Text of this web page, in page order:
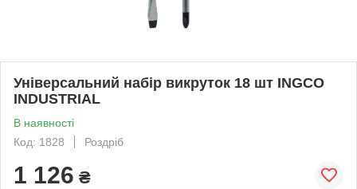
Універсальний набір викруток 18 шт INGCO
INDUSTRIAL
В наявності
Код: 1828
Роздріб
1 126 ₴